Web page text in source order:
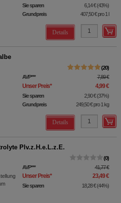
Sie sparen 6,14 € (43%)
Grundpreis
407,50 €pro 1 l
Details
20
AVP*** 7,89 €
Unser Preis* 4,99 €
Sie sparen 2,90 € (37%)
Grundpreis
249,50 €pro 1 kg
Details
Plv.z.H.e.L.z.E.
0
AVP*** 41,77 €
Unser Preis* 23,49 €
Sie sparen 18,28 € (44%)